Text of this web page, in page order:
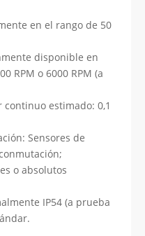
en el rango de 50
disponible en
RPM o 6000 RPM (a
continuo estimado: 0,1
Sensores de
o absolutos
IP54 (a prueba